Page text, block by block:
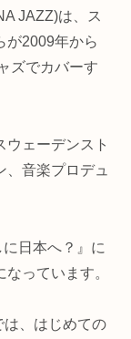
JAZZ)は、ス
が2009年から
ズでカバーす
ウェーデンスト
音楽プロデュ
日本へ？』に
っています。
は、はじめての